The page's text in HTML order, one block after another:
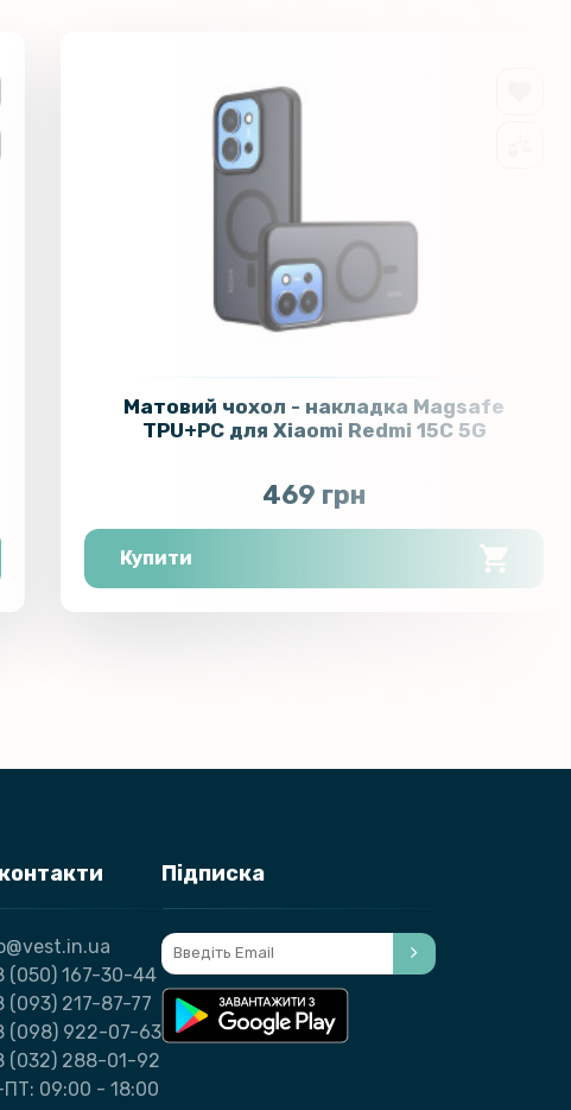
Матовий чохол - накладка Magsafe
TPU+PC для Xiaomi Redmi 15C 5G
469 грн
Купити
(050) 167-30-44
(093) 217-87-77
(098) 922-07-63
(032) 288-01-92
09:00 - 18:00
Підписка